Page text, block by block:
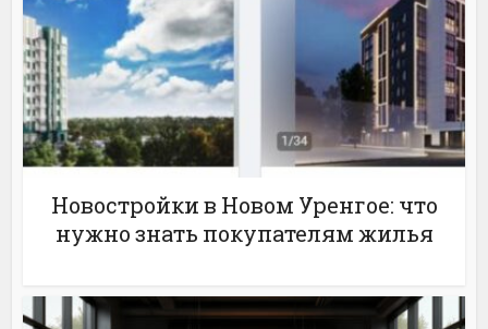
Новостройки в Новом Уренгое: что
нужно знать покупателям жилья